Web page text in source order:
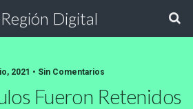
Digital
2021 • Sin Comentarios
Fueron Retenidos